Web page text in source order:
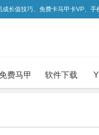
长值技巧、免费卡马甲卡VP、
免费马甲 软件下载